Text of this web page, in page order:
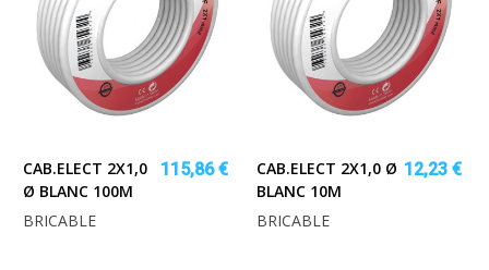
CAB.ELECT 2X1,0
Ø BLANC 100M
115,86 €
BRICABLE
CAB.ELECT 2X1,0 Ø
BLANC 10M
12,23 €
BRICABLE